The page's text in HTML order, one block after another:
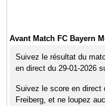
Avant Match FC Bayern
Suivez le résultat du
en direct du 29-01-2026
Suivez le score en direct
Freiberg, et ne loupez